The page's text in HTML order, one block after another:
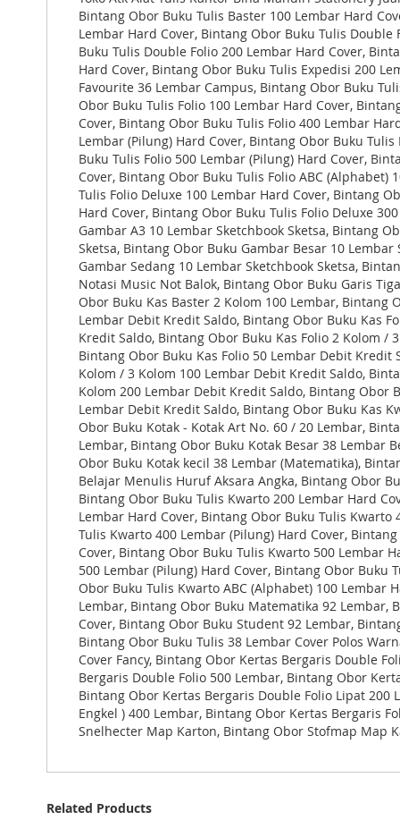
Bintang Obor Buku Tulis Baster 100 Lembar Hard
Lembar Hard Cover, Bintang Obor Buku Tulis
Buku Tulis Double Folio 200 Lembar Hard Cover,
Hard Cover, Bintang Obor Buku Tulis Expedisi 200
Favourite 36 Lembar Campus, Bintang Obor Buku
Obor Buku Tulis Folio 100 Lembar Hard Cover,
Cover, Bintang Obor Buku Tulis Folio 400 Lembar
Lembar (Pilung) Hard Cover, Bintang Obor Buku
Buku Tulis Folio 500 Lembar (Pilung) Hard Cover,
Cover, Bintang Obor Buku Tulis Folio ABC (Alphabet)
Tulis Folio Deluxe 100 Lembar Hard Cover, Bintang
Hard Cover, Bintang Obor Buku Tulis Folio Deluxe
Gambar A3 10 Lembar Sketchbook Sketsa, Bintang
Sketsa, Bintang Obor Buku Gambar Besar 10
Gambar Sedang 10 Lembar Sketchbook Sketsa,
Notasi Music Not Balok, Bintang Obor Buku Garis
Obor Buku Kas Baster 2 Kolom 100 Lembar, Bintang
Lembar Debit Kredit Saldo, Bintang Obor Buku Kas
Kredit Saldo, Bintang Obor Buku Kas Folio 2 Kolom /
Bintang Obor Buku Kas Folio 50 Lembar Debit Kredit
Kolom / 3 Kolom 100 Lembar Debit Kredit Saldo,
Kolom 200 Lembar Debit Kredit Saldo, Bintang Obor
Lembar Debit Kredit Saldo, Bintang Obor Buku Kas
Obor Buku Kotak - Kotak Art No. 60 / 20 Lembar,
Lembar, Bintang Obor Buku Kotak Besar 38 Lembar
Obor Buku Kotak kecil 38 Lembar (Matematika),
Belajar Menulis Huruf Aksara Angka, Bintang Obor
Bintang Obor Buku Tulis Kwarto 200 Lembar Hard
Lembar Hard Cover, Bintang Obor Buku Tulis
Tulis Kwarto 400 Lembar (Pilung) Hard Cover,
Cover, Bintang Obor Buku Tulis Kwarto 500 Lembar
500 Lembar (Pilung) Hard Cover, Bintang Obor Buku
Obor Buku Tulis Kwarto ABC (Alphabet) 100 Lembar
Lembar, Bintang Obor Buku Matematika 92 Lembar,
Cover, Bintang Obor Buku Student 92 Lembar,
Bintang Obor Buku Tulis 38 Lembar Cover Polos
Cover Fancy, Bintang Obor Kertas Bergaris Double
Bergaris Double Folio 500 Lembar, Bintang Obor
Bintang Obor Kertas Bergaris Double Folio Lipat 200
Engkel ) 400 Lembar, Bintang Obor Kertas Bergaris
Snelhecter Map Karton, Bintang Obor Stofmap Map
Related Products